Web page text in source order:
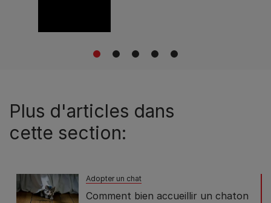
1 2 3 4 5
Plus d'articles dans
cette section:
Adopter un chat
Comment bien accueillir un chaton